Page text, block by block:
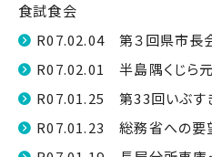
食試食会
R07.02.04 第３回県市長
R07.02.01 半島隅くじら
R07.01.25 第33回いぶす
R07.01.23 総務省への要